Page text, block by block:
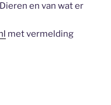
en van wat er
met vermelding